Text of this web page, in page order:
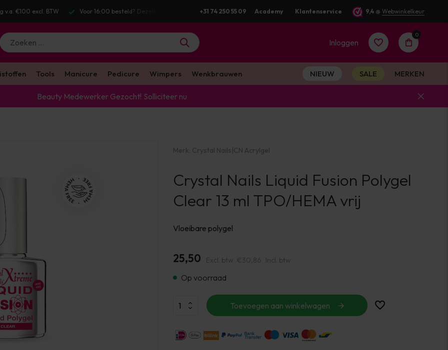
v.a. €100 excl. BTW Voor 16:00 besteld? Dezelfde werkdag verstuurd+31 74 250 55 09 Academy Klantenservice 9,4 @ Webwinkelkeur
Inloggen
Account
aanmaken
0
Tools Manicure Pedicure Wimpers Wenkbrauwen NIEUW SALE MERKEN
Beauty Medewerker Gezocht! Solliciteer nu
Merk: Crystal Nails|CN Acrylgel
Crystal Nails Liquid Fusion Polygel
Clear 13 ml TPO/HEMA vrij
Vloeibare polygel
25,50 Excl. btw €30,86 Incl. btw
Op voorraad
Toevoegen aan winkelwagen